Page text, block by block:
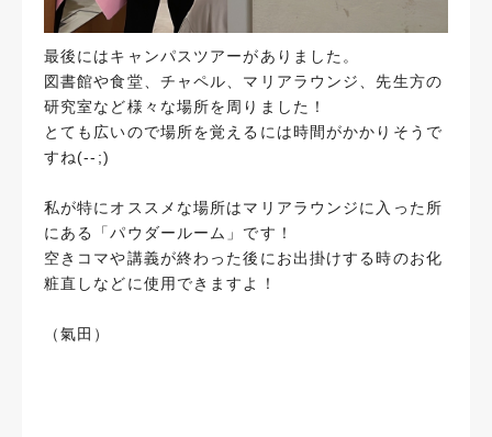
最後にはキャンパスツアーがありました。
図書館や食堂、チャペル、マリアラウンジ、先生方の
研究室など様々な場所を周りました！
とても広いので場所を覚えるには時間がかかりそうで
すね(--;)
私が特にオススメな場所はマリアラウンジに入った所
にある「パウダールーム」です！
空きコマや講義が終わった後にお出掛けする時のお化
粧直しなどに使用できますよ！
（氣田）